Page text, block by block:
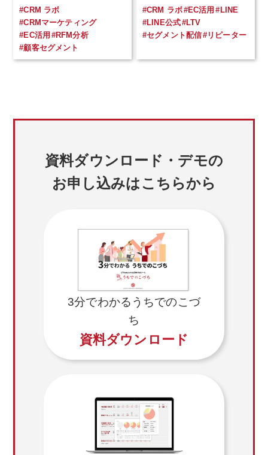
#CRM ラボ
#CRMマーケティング
#EC活用 #RFM分析
#顧客セグメント
#CRM ラボ#EC活用 #LINE
#LINE公式#LTV
#セグメント配信#リピーター
資料ダウンロード・デモの
お申し込みはこちらから
3分でわかるうちでのこづ
ち
資料ダウンロード